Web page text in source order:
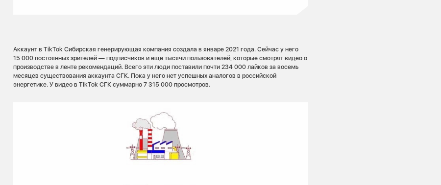
Аккаунт в TikTok Сибирская генерирующая компания создала в январе 2021 года. Сейчас у него
15 000 постоянных зрителей — подписчиков и еще тысячи пользователей, которые смотрят видео о
производстве в ленте рекомендаций. Всего эти люди поставили почти 234 000 лайков за восемь
месяцев существования аккаунта СГК. Пока у него нет успешных аналогов в российской
энергетике. У видео в TikTok СГК суммарно 7 315 000 просмотров.